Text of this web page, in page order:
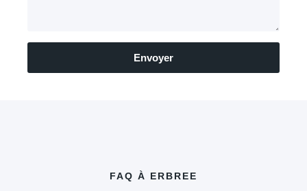
Envoyer
FAQ À ERBREE